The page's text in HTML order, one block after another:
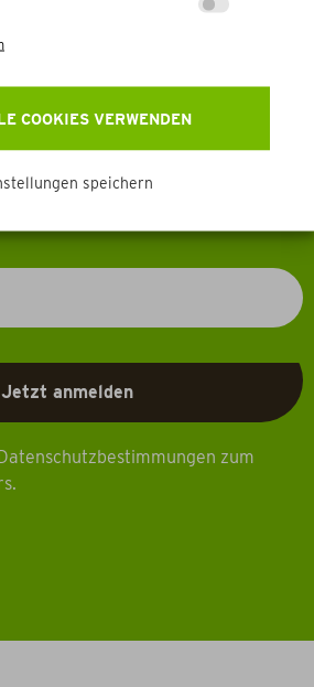
COOKIES VERWENDEN
speichern
Events & mehr direkt in Ihr
zum